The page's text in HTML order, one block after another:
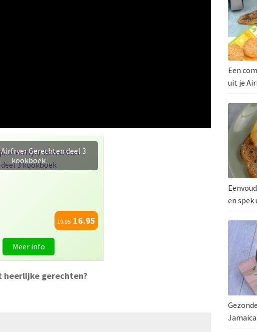
naar keuze +
Bakplaat 20.5cm
22.95
Meer info
heerlijke gerechten?
Een
uit je
en spek